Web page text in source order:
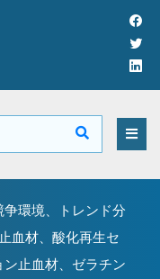
環境、トレンド分
血材、酸化再生セ
止血材、ゼラチン